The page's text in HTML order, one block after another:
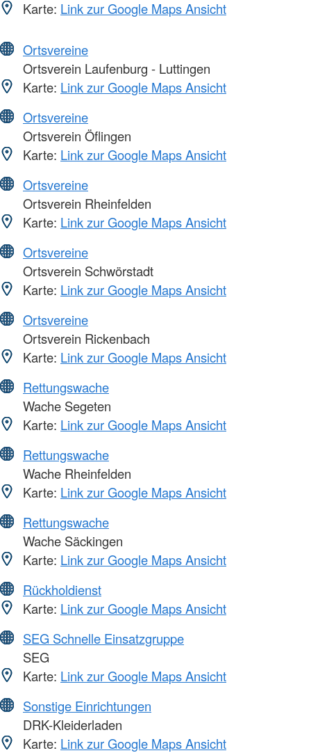
Karte: Link zur Google Maps Ansicht
Ortsvereine
Ortsverein Laufenburg - Luttingen
Karte: Link zur Google Maps Ansicht
Ortsvereine
Ortsverein Öflingen
Karte: Link zur Google Maps Ansicht
Ortsvereine
Ortsverein Rheinfelden
Karte: Link zur Google Maps Ansicht
Ortsvereine
Ortsverein Schwörstadt
Karte: Link zur Google Maps Ansicht
Ortsvereine
Ortsverein Rickenbach
Karte: Link zur Google Maps Ansicht
Rettungswache
Wache Segeten
Karte: Link zur Google Maps Ansicht
Rettungswache
Wache Rheinfelden
Karte: Link zur Google Maps Ansicht
Rettungswache
Wache Säckingen
Karte: Link zur Google Maps Ansicht
Rückholdienst
Karte: Link zur Google Maps Ansicht
SEG Schnelle Einsatzgruppe
SEG
Karte: Link zur Google Maps Ansicht
Sonstige Einrichtungen
DRK-Kleiderladen
Karte: Link zur Google Maps Ansicht